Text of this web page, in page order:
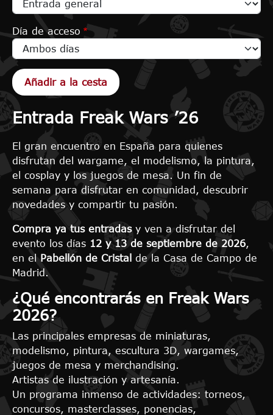
Día de acceso
Entrada Freak Wars ’26
El gran encuentro en España para quienes
disfrutan del wargame, el modelismo, la pintura,
el cosplay y los juegos de mesa. Un fin de
semana para disfrutar en comunidad, descubrir
novedades y compartir tu pasión.
Compra ya tus entradasy ven a disfrutar del
evento los días 12 y 13 de septiembre de 2026,
en elPabellón de Cristal
de la Casa de Campo de
Madrid.
¿Qué encontrarás en Freak Wars
2026?
Las principales empresas de miniaturas,
modelismo, pintura, escultura 3D, wargames,
juegos de mesa y merchandising.
Artistas de ilustración y artesanía.
Un programa inmenso de actividades: torneos,
concursos, masterclasses, ponencias,